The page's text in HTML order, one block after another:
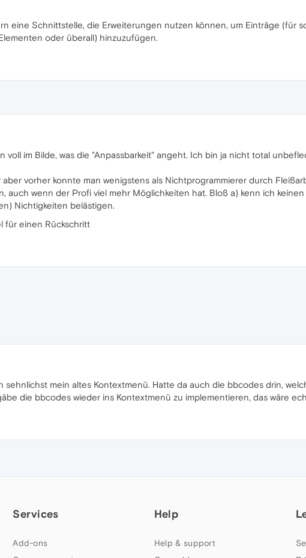
eine Schnittstelle, die Erweiterungen nutzen können, um Einträge (für
oder überall) hinzuzufügen.
voll im Bilde, was die "Anpassbarkeit" angeht. Ich bin ja nicht total
vorher konnte man wenigstens als Nichtprogrammierer durch
auch wenn der Profi viel mehr Möglichkeiten hat. Bloß a) kenn ich
Nichtigkeiten belästigen.
für einen Rückschritt
sehnlichst mein altes Kontextmenü. Hatte da auch die bbcodes drin,
die bbcodes wieder ins Kontextmenü zu implementieren, das wäre
Services
Add-ons
Help
Help & support